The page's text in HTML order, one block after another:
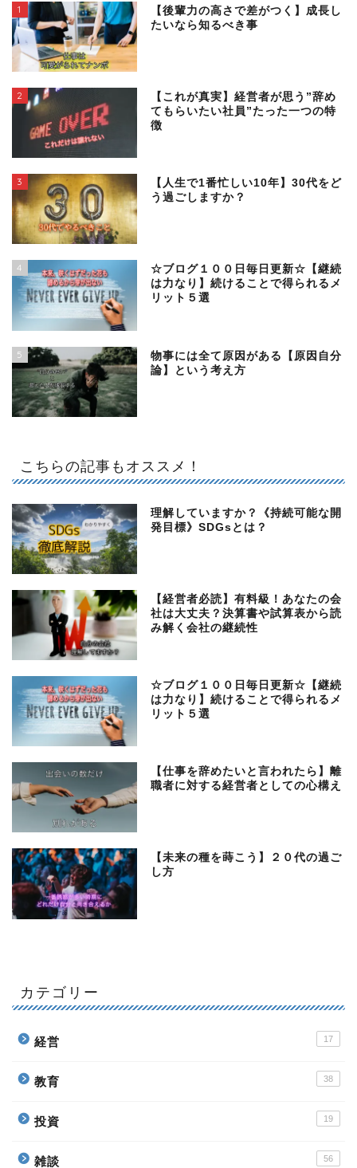
1
【後輩力の高さで差がつく】成長し
たいなら知るべき事
2
【これが真実】経営者が思う”辞め
てもらいたい社員”たった一つの特
徴
3
【人生で1番忙しい10年】30代をど
う過ごしますか？
4
☆ブログ１００日毎日更新☆【継続
は力なり】続けることで得られるメ
リット５選
5
物事には全て原因がある【原因自分
論】という考え方
こちらの記事もオススメ！
理解していますか？《持続可能な開
発目標》SDGsとは？
【経営者必読】有料級！あなたの会
社は大丈夫？決算書や試算表から読
み解く会社の継続性
☆ブログ１００日毎日更新☆【継続
は力なり】続けることで得られるメ
リット５選
【仕事を辞めたいと言われたら】離
職者に対する経営者としての心構え
【未来の種を蒔こう】２０代の過ご
し方
カテゴリー
経営 17
教育 38
投資 19
雑談 56